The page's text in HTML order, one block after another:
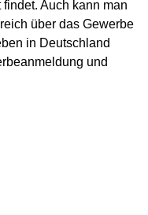
Auch kann man
über das Gewerbe
in Deutschland
und